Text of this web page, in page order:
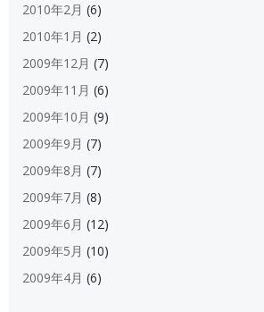
2010年2月 (6)
2010年1月 (2)
2009年12月 (7)
2009年11月 (6)
2009年10月 (9)
2009年9月 (7)
2009年8月 (7)
2009年7月 (8)
2009年6月 (12)
2009年5月 (10)
2009年4月 (6)